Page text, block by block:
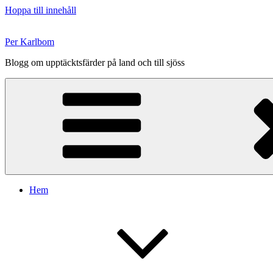
Hoppa till innehåll
Per Karlbom
Blogg om upptäcktsfärder på land och till sjöss
Hem